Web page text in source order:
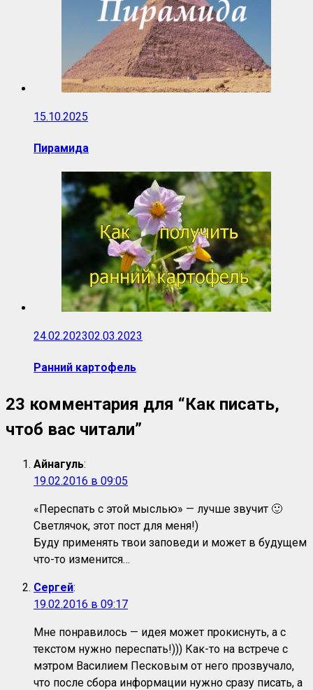
15.10.2025
Пирамида
24.02.202302.03.2023
Ранний картофель
23 комментария для “Как писать,
чтоб вас читали”
Айнагуль:
19.02.2016 в 09:05
«Переспать с этой мыслью» — лучше звучит 🙂
Светлячок, этот пост для меня!)
Буду применять твои заповеди и может в будущем
что-то изменится…
Сергей:
19.02.2016 в 09:17
Мне понравилось — идея может прокиснуть, а с
текстом нужно переспать!))) Как-то на встрече с
мэтром Василием Песковым от него прозвучало,
что после сбора информации нужно сразу писать, а